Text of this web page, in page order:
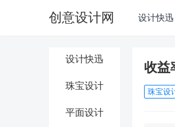
创意设计网 设计快迅
设计快迅
珠宝设计
平面设计
收益
珠宝设